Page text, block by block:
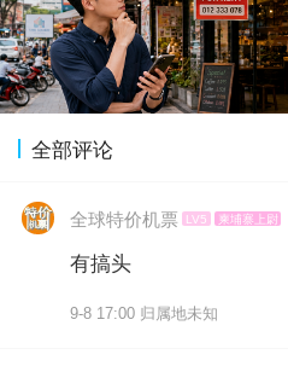
全部评论
全球特价机票 LV5 柬埔寨上尉
有搞头
9-8 17:00 归属地未知